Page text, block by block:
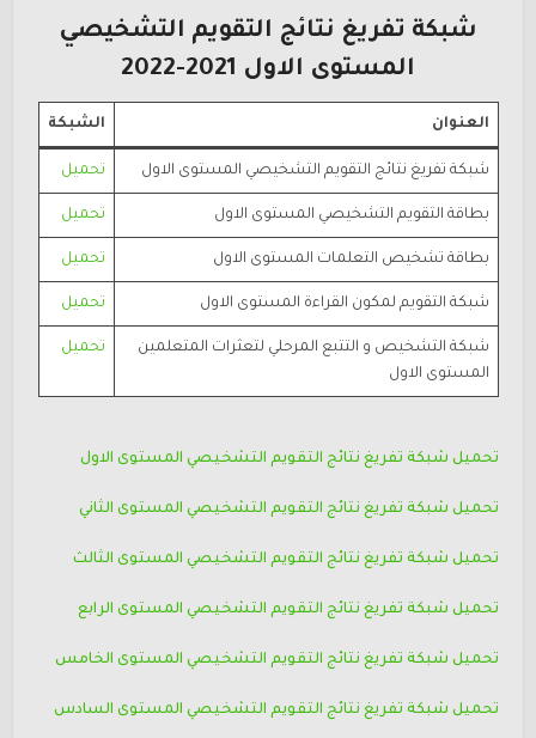
شبكة تفريغ نتائج التقويم التشخيصي
المستوى الاول 2021-2022
العنوان الشبكة
شبكة تفريغ نتائج التقويم التشخيصي المستوى الاول تحميل
بطاقة التقويم التشخيصي المستوى الاول تحميل
بطاقة تشخيص التعلمات المستوى الاول تحميل
شبكة التقويم لمكون القراءة المستوى الاول تحميل
شبكة التشخيص و التتبع المرحلي لتعثرات المتعلمين
المستوى الاول
تحميل
تحميل شبكة تفريغ نتائج التقويم التشخيصي المستوى الاول
تحميل شبكة تفريغ نتائج التقويم التشخيصي المستوى الثاني
تحميل شبكة تفريغ نتائج التقويم التشخيصي المستوى الثالث
تحميل شبكة تفريغ نتائج التقويم التشخيصي المستوى الرابع
تحميل شبكة تفريغ نتائج التقويم التشخيصي المستوى الخامس
تحميل شبكة تفريغ نتائج التقويم التشخيصي المستوى السادس